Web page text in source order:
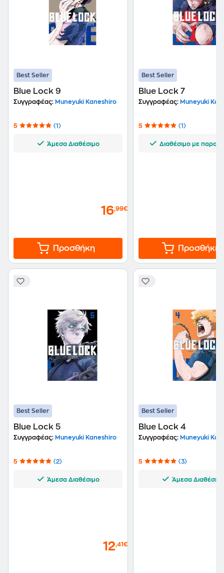
Best Seller
Blue Lock 9
Συγγραφέας: Muneyuki Kaneshiro
5 (1)
Άμεσα Διαθέσιμο
16,99€
Προσθήκη
Best Seller
Blue Lock 7
Συγγραφέας: Muneyuki
5 (1)
Διαθέσιμο με
Προσθήκη
Best Seller
Blue Lock 5
Συγγραφέας: Muneyuki Kaneshiro
5 (2)
Άμεσα Διαθέσιμο
12,41€
Best Seller
Blue Lock 4
Συγγραφέας: Muneyuki
5 (3)
Άμεσα Διαθέσιμο